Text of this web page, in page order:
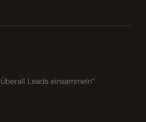
Leads einsammeln“